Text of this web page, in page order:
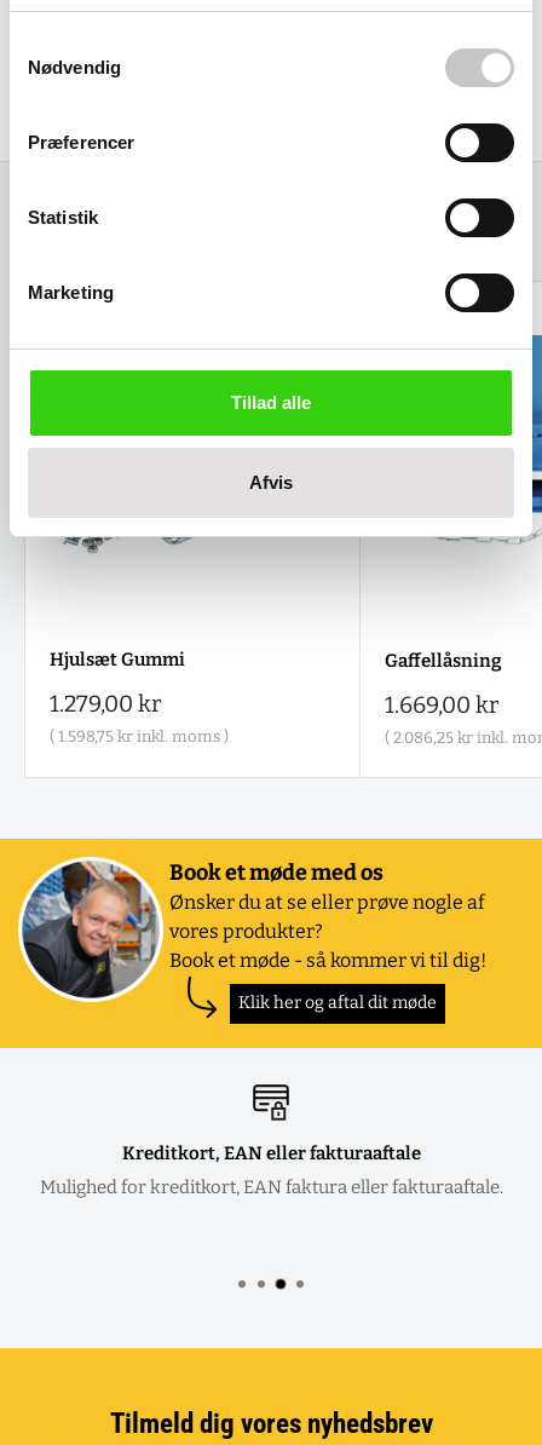
Nødvendig
Præferencer
Statistik
Marketing
Tillad alle
Afvis
Med sine udvendige mål på 1330 x 1845 x 2073 mm og en
egenvægt på kun 350 kg får du maksimal kapacitet uden at
affaldssortering til en gnidningsløs del af arbejdsdagen.
Hjulsæt Gummi
Salgspris
1.279,00 kr
( 1.598,75 kr inkl. moms )
Gaffellåsning
Salgspris
1.669,00 kr
( 2.086,25 krinkl.
Book et møde med os
Ønsker du at se eller prøve nogle af
vores produkter?
Book et møde - så kommer vi til dig!
Klik her og aftal dit møde
Kreditkort, EAN eller fakturaaftale
Mulighed for kreditkort, EAN faktura eller fakturaaftale.
Tilmeld dig vores nyhedsbrev